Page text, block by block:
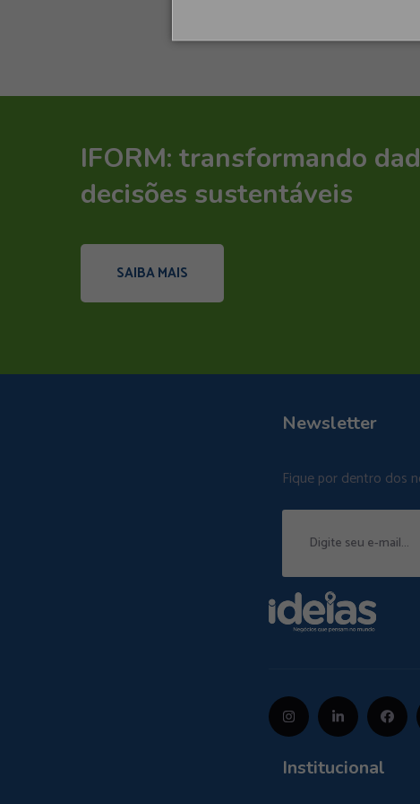
IFORM: transformando
decisões sustentáveis
SAIBA MAIS
Newsletter
Fique por dentro dos
Institucional